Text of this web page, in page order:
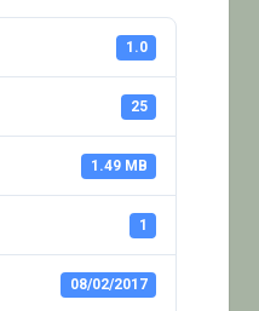
1.0
25
1.49 MB
1
08/02/2017